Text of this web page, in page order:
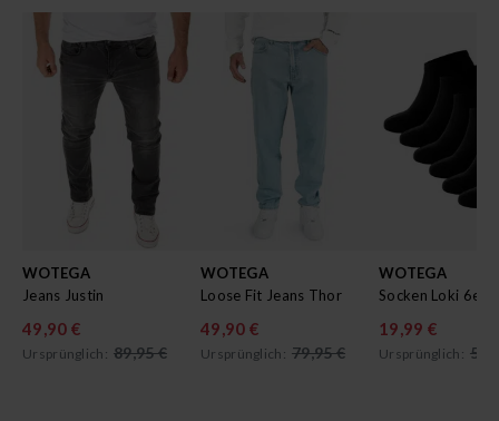
WOTEGA
Jeans Justin
49,90 €
Ursprünglich: 89,95 €
WOTEGA
Loose Fit Jeans Thor
49,90 €
Ursprünglich: 79,95 €
WOTEGA
Socken Loki 6er
19,99 €
Ursprünglich: